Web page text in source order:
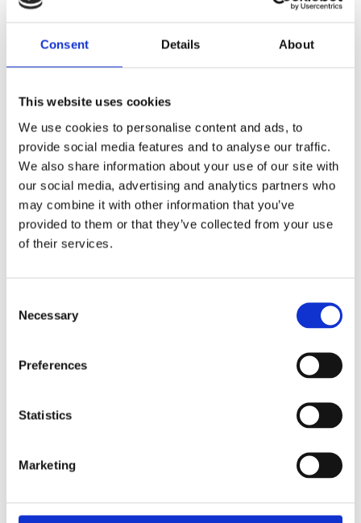
Consent Details About
This website uses cookies
We use cookies to personalise content and ads, to
provide social media features and to analyse our traffic.
We also share information about your use of our site with
our social media, advertising and analytics partners who
may combine it with other information that you’ve
provided to them or that they’ve collected from your use
of their services.
Selection
Necessary
Preferences
Statistics
Marketing
märkta*
Kommentar
E-postadress
Spara mitt namn, min e-postadress och webbplats i denna